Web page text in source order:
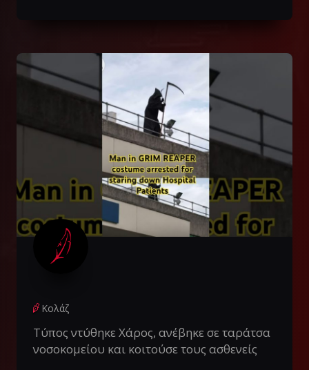
Κολάζ
Τύπος ντύθηκε Χάρος, ανέβηκε σε ταράτσα
νοσοκομείου και κοιτούσε τους ασθενείς